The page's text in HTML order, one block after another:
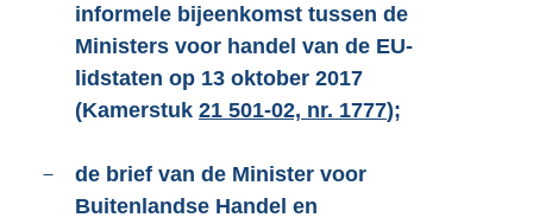
informele bijeenkomst tussen de
Ministers voor handel van de EU-
lidstaten op 13 oktober 2017
(Kamerstuk 21 501-02, nr. 1777);
–
de brief van de Minister voor
Buitenlandse Handel en